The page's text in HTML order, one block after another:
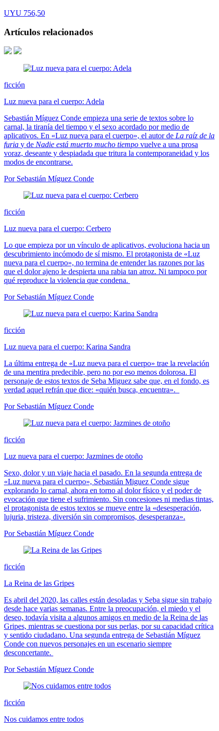
UYU 756,50
Artículos relacionados
ficción
Luz nueva para el cuerpo: Adela
Sebastián Míguez Conde empieza una serie de textos sobre lo
carnal, la tiranía del tiempo y el sexo acordado por medio de
aplicativos. En «Luz nueva para el cuerpo», el autor de La raíz de la
furia y de Nadie está muerto mucho tiempo vuelve a una prosa
voraz, deseante y despiadada que tritura la contemporaneidad y los
modos de encontrarse.
Por Sebastián Míguez Conde
ficción
Luz nueva para el cuerpo: Cerbero
Lo que empieza por un vínculo de aplicativos, evoluciona hacia un
descubrimiento incómodo de sí mismo. El protagonista de «Luz
nueva para el cuerpo», no termina de entender las razones por las
que el dolor ajeno le despierta una rabia tan atroz. Ni tampoco por
qué reproduce la violencia que condena.
Por Sebastián Míguez Conde
ficción
Luz nueva para el cuerpo: Karina Sandra
La última entrega de «Luz nueva para el cuerpo» trae la revelación
de una mentira predecible, pero no por eso menos dolorosa. El
personaje de estos textos de Seba Miguez sabe que, en el fondo, es
verdad aquel refrán que dice: «quién busca, encuentra».
Por Sebastián Míguez Conde
ficción
Luz nueva para el cuerpo: Jazmines de otoño
Sexo, dolor y un viaje hacia el pasado. En la segunda entrega de
«Luz nueva para el cuerpo», Sebastián Miguez Conde sigue
explorando lo carnal, ahora en torno al dolor físico y el poder de
evocación que tiene el sufrimiento. Sin concesiones ni medias tintas,
el protagonista de estos textos se mueve entre la «desesperación,
lujuria, tristeza, diversión sin compromisos, desesperanza».
Por Sebastián Míguez Conde
ficción
La Reina de las Gripes
Es abril del 2020, las calles están desoladas y Seba sigue sin trabajo
desde hace varias semanas. Entre la preocupación, el miedo y el
deseo, todavía visita a algunos amigos en medio de la Reina de las
Gripes, mientras se cuestiona por sus perlas, por su capacidad crítica
y sentido ciudadano. Una segunda entrega de Sebastián Míguez
Conde con nuevos personajes en un escenario siempre
desconcertante.
Por Sebastián Míguez Conde
ficción
Nos cuidamos entre todos